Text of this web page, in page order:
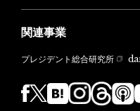
関連事業
プレジデント総合研究所